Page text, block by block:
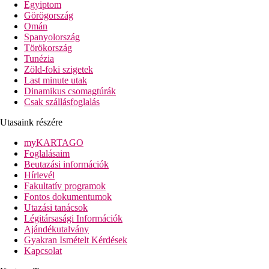
sétányon lehet eljutni. A tengerpart egyes épületrészektől
távolabb eshet. Elsősorban a nyugodt pihenésre vágyó
utasoknak ajánljuk.
Szálloda távolsága
távolság a tengerparttól: közvetlen
távolság a repülőtértől: kb. 100 km
távolság a központtól: kb. 5 km
távolság a vásárlási lehetőségektől: kb. 2 km
Szobák felszereltsége
Bungalószobák
légkondicionáló
telefon, SAT-TV
Wi-Fi ingyenesen
minibár
széf
fürdőszoba (fürdőkád vagy zuhanyozó, hajszárító, WC)
kertre néző balkon vagy terasz
Szobák felár ellenében
egyágyas bungalószobák
Superior-bungalószobák - tágasabbak
Premium-bungalószobák - tágasabbak, külön nappali
Premium-bungalószobák - tágasabbak, külön nappali, a
Egyiptom
Görögország
Omán
Spanyolország
Törökország
Tunézia
Zöld-foki szigetek
Last minute utak
Dinamikus csomagtúrák
Csak szállásfoglalás
Utasaink részére
myKARTAGO
Foglalásaim
Beutazási információk
Hírlevél
Fakultatív programok
Fontos dokumentumok
Utazási tanácsok
Légitársasági Információk
Ajándékutalvány
Gyakran Ismételt Kérdések
Kapcsolat